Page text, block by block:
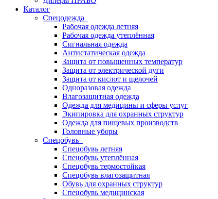
Каталог
Спецодежда
Рабочая одежда летняя
Рабочая одежда утеплённая
Сигнальная одежда
Антистатическая одежда
Защита от повышенных температур
Защита от электрической дуги
Защита от кислот и щелочей
Одноразовая одежда
Влагозащитная одежда
Одежда для медицины и сферы услуг
Экипировка для охранных структур
Одежда для пищевых производств
Головные уборы
Спецобувь
Спецобувь летняя
Спецобувь утеплённая
Спецобувь термостойкая
Спецобувь влагозащитная
Обувь для охранных структур
Спецобувь медицинская